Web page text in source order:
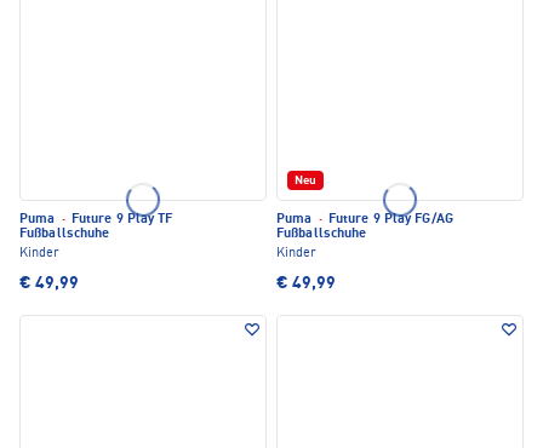
Puma · Future 9 Play TF
Fußballschuhe
Kinder
€ 49,99
Neu
Puma · Future 9 Play FG/AG
Fußballschuhe
Kinder
€ 49,99